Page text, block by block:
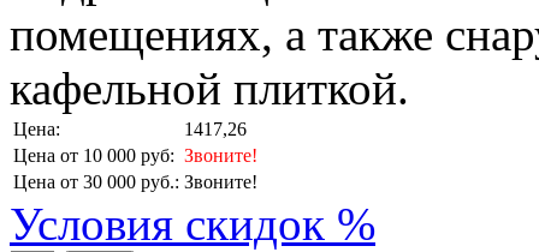
помещениях, а также
кафельной плиткой.
Цена:
1417,26
Цена от 10 000 руб: Звоните!
Цена от 30 000 руб.: Звоните!
Условия скидок %